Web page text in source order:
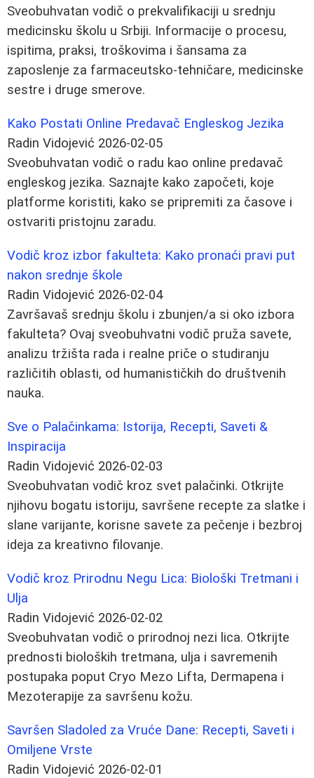
Sveobuhvatan vodič o prekvalifikaciji u srednju
medicinsku školu u Srbiji. Informacije o procesu,
ispitima, praksi, troškovima i šansama za
zaposlenje za farmaceutsko-tehničare, medicinske
sestre i druge smerove.
Kako Postati Online Predavač Engleskog Jezika
Radin Vidojević 2026-02-05
Sveobuhvatan vodič o radu kao online predavač
engleskog jezika. Saznajte kako započeti, koje
platforme koristiti, kako se pripremiti za časove i
ostvariti pristojnu zaradu.
Vodič kroz izbor fakulteta: Kako pronaći pravi put
nakon srednje škole
Radin Vidojević 2026-02-04
Završavaš srednju školu i zbunjen/a si oko izbora
fakulteta? Ovaj sveobuhvatni vodič pruža savete,
analizu tržišta rada i realne priče o studiranju
različitih oblasti, od humanističkih do društvenih
nauka.
Sve o Palačinkama: Istorija, Recepti, Saveti &
Inspiracija
Radin Vidojević 2026-02-03
Sveobuhvatan vodič kroz svet palačinki. Otkrijte
njihovu bogatu istoriju, savršene recepte za slatke i
slane varijante, korisne savete za pečenje i bezbroj
ideja za kreativno filovanje.
Vodič kroz Prirodnu Negu Lica: Biološki Tretmani i
Ulja
Radin Vidojević 2026-02-02
Sveobuhvatan vodič o prirodnoj nezi lica. Otkrijte
prednosti bioloških tretmana, ulja i savremenih
postupaka poput Cryo Mezo Lifta, Dermapena i
Mezoterapije za savršenu kožu.
Savršen Sladoled za Vruće Dane: Recepti, Saveti i
Omiljene Vrste
Radin Vidojević 2026-02-01